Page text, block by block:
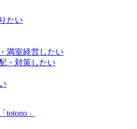
たい
満室経営したい
・対策したい
totono」